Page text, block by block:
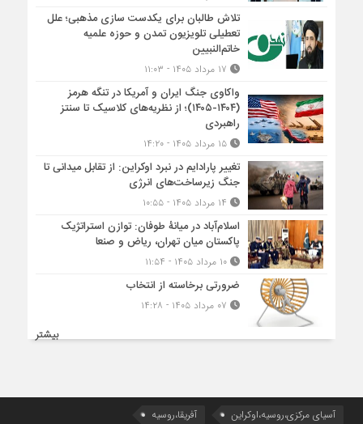
تلاش طالبان برای یکدست سازی مذهبی؛ علل
تعطیلی تلویزیون تمدن و حوزه علمیه
خاتم‌النبیین
واکاوی جنگ ایران و آمریکا در تنگه هرمز
(۱۴۰۴-۱۴۰۵)؛ از نظریه‌های کلاسیک تا سنتز
راهبردی
۱۵ مرداد ۱۴۰۵ - ۱۴:۲۰
تغییر پارادایم در نبرد اوکراین: از تقابل میدانی تا
جنگ زیرساخت‌های انرژی
اسلام‌آباد در میانۀ طوفان: توازن استراتژیک
پاکستان میان تهران، ریاض و صنعا
۱۰ مرداد ۱۴۰۵ - ۱۱:۵۴
ضرورتی برخاسته از انتخاب
بیشتر
آسیای مرکزی،روسیه،اوکراین
آفریقا،روسیه